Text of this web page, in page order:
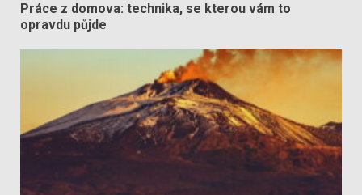
Práce z domova: technika, se kterou vám to
opravdu půjde